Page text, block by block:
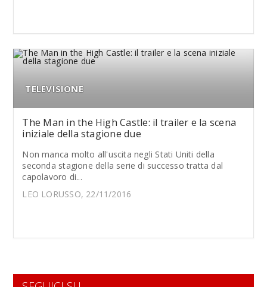
TELEVISIONE
The Man in the High Castle: il trailer e la scena
iniziale della stagione due
Non manca molto all'uscita negli Stati Uniti della
seconda stagione della serie di successo tratta dal
capolavoro di...
LEO LORUSSO, 22/11/2016